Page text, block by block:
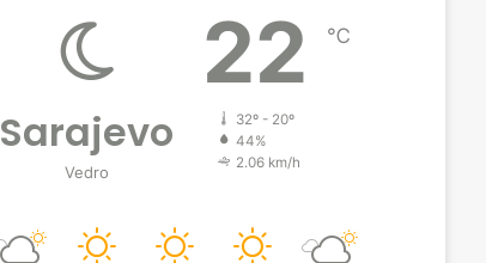
Sarajevo
Vedro
22 ℃
32º - 20º
44%
2.06 km/h